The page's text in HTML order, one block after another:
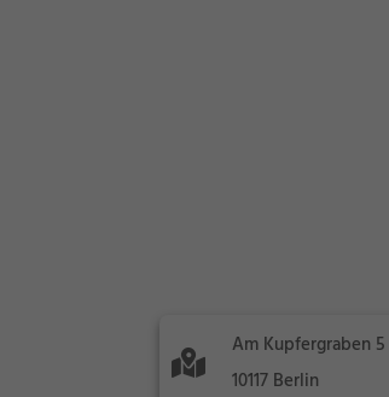
Am Kupfergraben 5
10117 Berlin